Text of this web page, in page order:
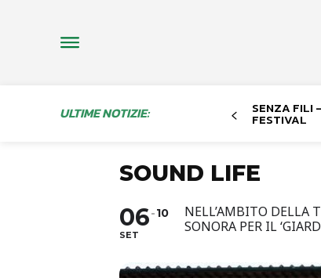
ULTIME NOTIZIE: SENZA FILI
FESTIVAL
SOUND LIFE
06
SET
10
NELL’AMBITO DELLA
SONORA PER IL